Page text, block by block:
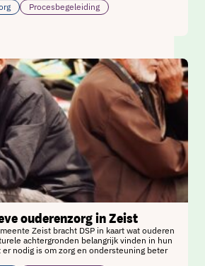
Procesbegeleiding
ouderenzorg in Zeist
Zeist bracht DSP in kaart wat ouderen
achtergronden belangrijk vinden in hun
nodig is om zorg en ondersteuning beter